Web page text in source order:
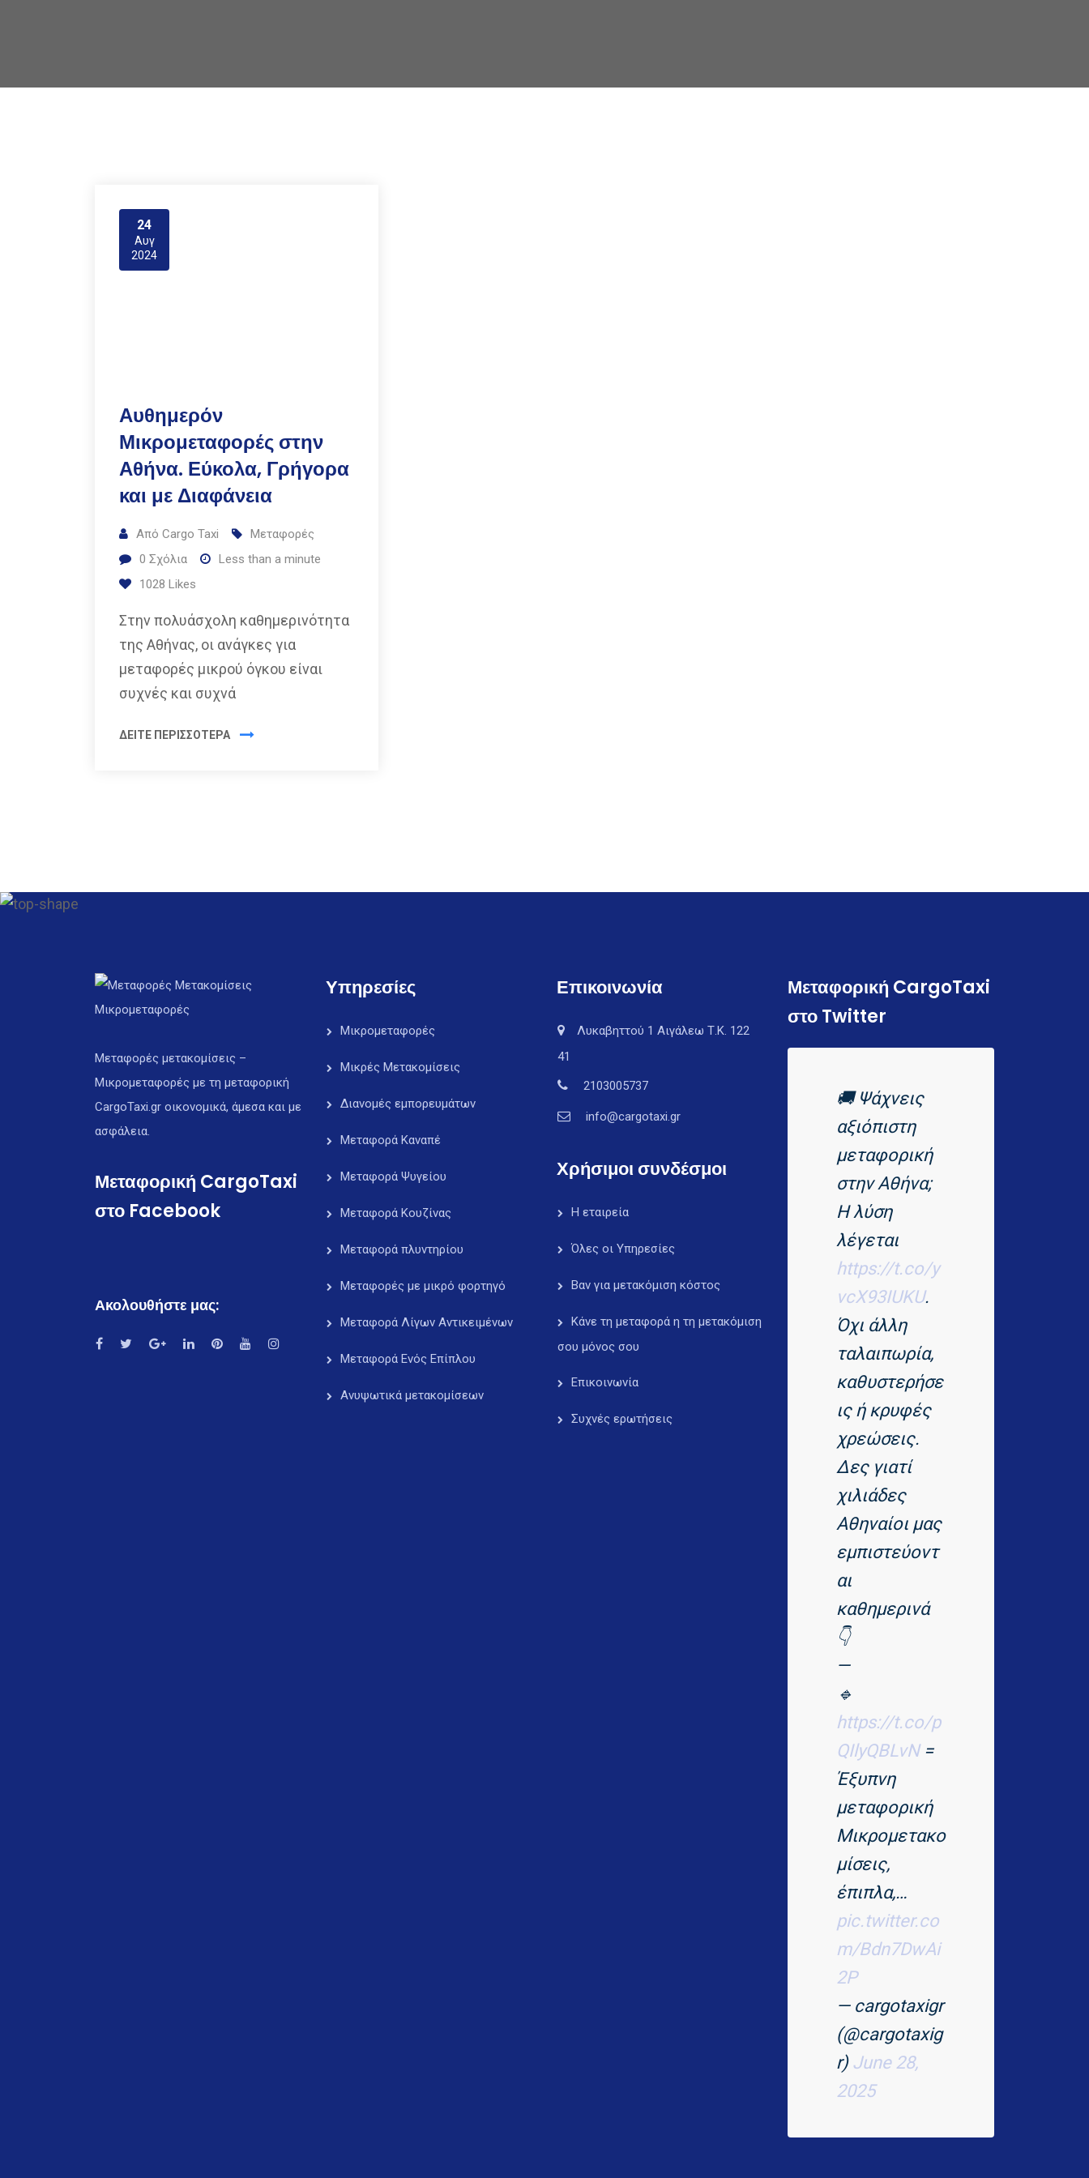
24
Αυγ
2024
Αυθημερόν
Μικρομεταφορές στην
Αθήνα. Εύκολα, Γρήγορα
και με Διαφάνεια
Από Cargo Taxi
Μεταφορές
0 Σχόλια
Less than a minute
1028 Likes
Στην πολυάσχολη καθημερινότητα
της Αθήνας, οι ανάγκες για
μεταφορές μικρού όγκου είναι
συχνές και συχνά
ΔΕΙΤΕ ΠΕΡΙΣΣΟΤΕΡΑ
Μεταφορές μετακομίσεις –
Μικρομεταφορές με τη μεταφορική
CargoTaxi.gr οικονομικά, άμεσα και με
ασφάλεια.
Μεταφορική CargoTaxi
στο Facebook
Ακολουθήστε μας:
Υπηρεσίες
Μικρομεταφορές
Μικρές Μετακομίσεις
Διανομές εμπορευμάτων
Μεταφορά Καναπέ
Μεταφορά Ψυγείου
Μεταφορά Κουζίνας
Μεταφορά πλυντηρίου
Μεταφορές με μικρό φορτηγό
Μεταφορά Λίγων Αντικειμένων
Μεταφορά Ενός Επίπλου
Ανυψωτικά μετακομίσεων
Επικοινωνία
Λυκαβηττού 1 Αιγάλεω Τ.Κ. 122
41
2103005737
info@cargotaxi.gr
Χρήσιμοι συνδέσμοι
Η εταιρεία
Όλες οι Υπηρεσίες
Βαν για μετακόμιση κόστος
Κάνε τη μεταφορά η τη μετακόμιση
σου μόνος σου
Επικοινωνία
Συχνές ερωτήσεις
Μεταφορική CargoTaxi
στο Twitter
🚚 Ψάχνεις
αξιόπιστη
μεταφορική
στην Αθήνα;
Η λύση
λέγεται
https://t.co/y
vcX93IUKU.
Όχι άλλη
ταλαιπωρία,
καθυστερήσε
ις ή κρυφές
χρεώσεις.
Δες γιατί
χιλιάδες
Αθηναίοι μας
εμπιστεύοντ
αι
καθημερινά
👇
—
🔹
https://t.co/p
QIlyQBLvN=
Έξυπνη
μεταφορική
Μικρομετακο
μίσεις,
έπιπλα,…
pic.twitter.co
m/Bdn7DwAi
2P
— cargotaxigr
(@cargotaxig
r) June 28,
2025